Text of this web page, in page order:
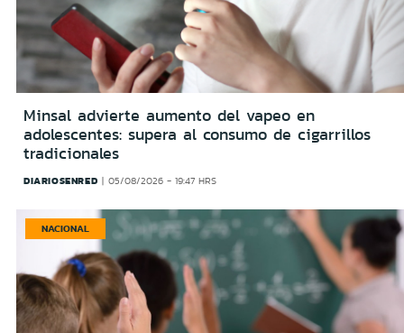
Minsal advierte aumento del vapeo en
adolescentes: supera al consumo de cigarrillos
tradicionales
DIARIOSENRED 05/08/2026 - 19:47 HRS
NACIONAL